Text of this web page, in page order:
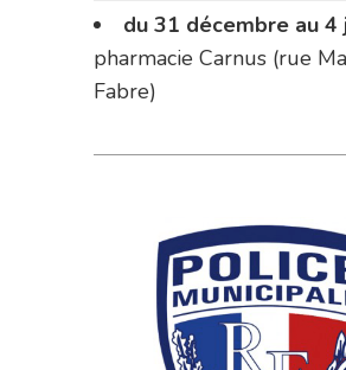
du 31 décembre au 4
pharmacie Carnus (rue
Fabre)